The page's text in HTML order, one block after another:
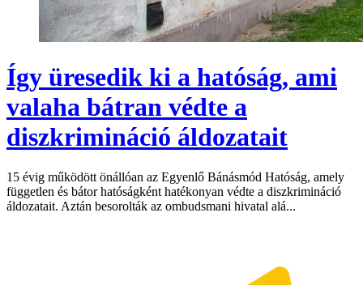
Így üresedik ki a hatóság, ami
valaha bátran védte a
diszkrimináció áldozatait
15 évig működött önállóan az Egyenlő Bánásmód Hatóság, amely
független és bátor hatóságként hatékonyan védte a diszkrimináció
áldozatait. Aztán besorolták az ombudsmani hivatal alá...